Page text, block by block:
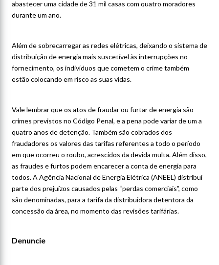
abastecer uma cidade de 31 mil casas com quatro moradores
durante um ano.
Além de sobrecarregar as redes elétricas, deixando o sistema de
distribuição de energia mais suscetível às interrupções no
fornecimento, os indivíduos que cometem o crime também
estão colocando em risco as suas vidas.
Vale lembrar que os atos de fraudar ou furtar de energia são
crimes previstos no Código Penal, e a pena pode variar de um a
quatro anos de detenção. Também são cobrados dos
fraudadores os valores das tarifas referentes a todo o período
em que ocorreu o roubo, acrescidos da devida multa. Além disso,
as fraudes e furtos podem encarecer a conta de energia para
todos. A Agência Nacional de Energia Elétrica (ANEEL) distribui
parte dos prejuízos causados pelas “perdas comerciais”, como
são denominadas, para a tarifa da distribuidora detentora da
concessão da área, no momento das revisões tarifárias.
Denuncie